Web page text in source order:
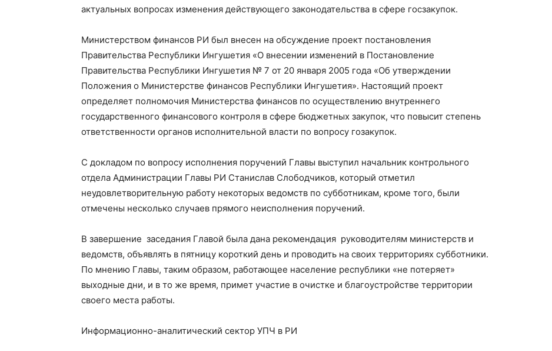
актуальных вопросах изменения действующего законодательства в сфере госзакупок.
Министерством финансов РИ был внесен на обсуждение проект постановления
Правительства Республики Ингушетия «О внесении изменений в Постановление
Правительства Республики Ингушетия № 7 от 20 января 2005 года «Об утверждении
Положения о Министерстве финансов Республики Ингушетия». Настоящий проект
определяет полномочия Министерства финансов по осуществлению внутреннего
государственного финансового контроля в сфере бюджетных закупок, что повысит степень
ответственности органов исполнительной власти по вопросу гозакупок.
С докладом по вопросу исполнения поручений Главы выступил начальник контрольного
отдела Администрации Главы РИ Станислав Слободчиков, который отметил
неудовлетворительную работу некоторых ведомств по субботникам, кроме того, были
отмечены несколько случаев прямого неисполнения поручений.
В завершение заседания Главой была дана рекомендация руководителям министерств и
ведомств, объявлять в пятницу короткий день и проводить на своих территориях субботники.
По мнению Главы, таким образом, работающее население республики «не потеряет»
выходные дни, и в то же время, примет участие в очистке и благоустройстве территории
своего места работы.
Информационно-аналитический сектор УПЧ в РИ